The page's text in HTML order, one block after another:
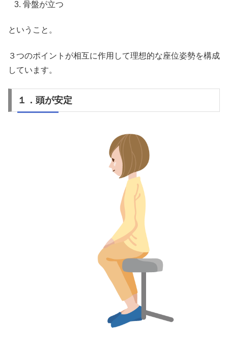
骨盤が立つ
ということ。
３つのポイントが相互に作用して理想的な座位姿勢を構成
しています。
１．頭が安定